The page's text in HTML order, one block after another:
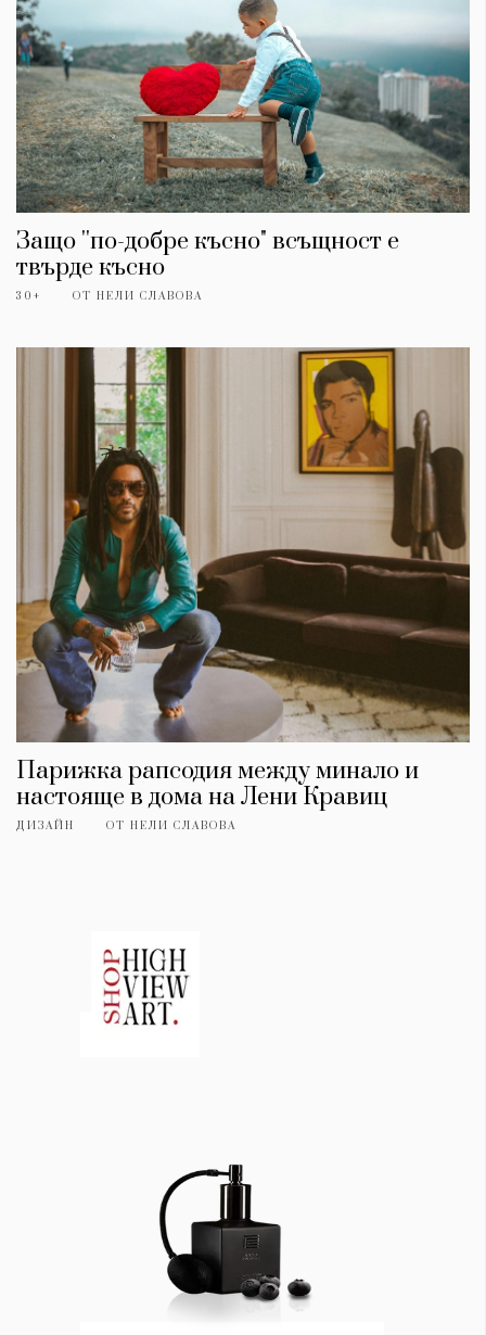
Защо ''по-добре късно" всъщност е
твърде късно
30+ ОТ НЕЛИ СЛАВОВА
Парижка рапсодия между минало и
настояще в дома на Лени Кравиц
ДИЗАЙН ОТ НЕЛИ СЛАВОВА